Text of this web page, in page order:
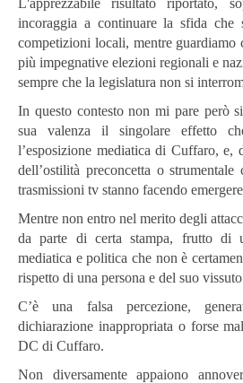
incoraggia a continuare la sfida che
competizioni locali, mentre guardiamo
più impegnative elezioni regionali e
sempre che la legislatura non si
In questo contesto non mi pare però
sua valenza il singolare effetto
l’esposizione mediatica di Cuffaro, e,
dell’ostilità preconcetta o
trasmissioni tv stanno facendo
Mentre non entro nel merito degli
da parte di certa stampa, frutto di
mediatica e politica che non è
rispetto di una persona e del suo
C’è una falsa percezione,
dichiarazione inappropriata o forse
DC di Cuffaro.
Non diversamente appaiono